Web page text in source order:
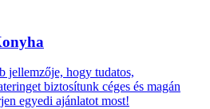
jellemzője, hogy tudatos,
biztosítunk céges és magán
egyedi ajánlatot most!